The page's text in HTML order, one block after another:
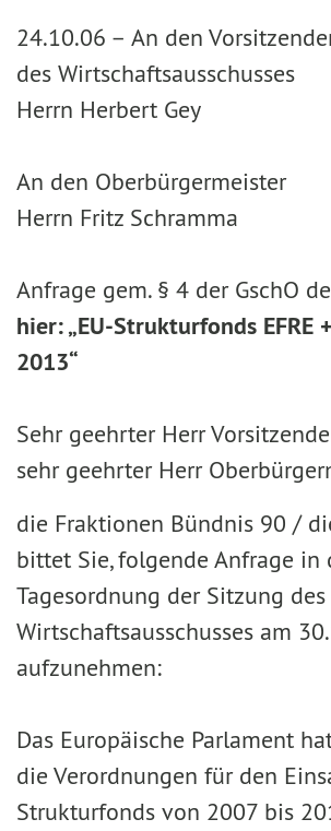
24.10.06 – An den
des Wirtschaftsausschusses
Herrn Herbert Gey
An den Oberbürgermeister
Herrn Fritz Schramma
Anfrage gem. § 4 der GschO
hier: „EU-Strukturfonds EFRE
2013“
Sehr geehrter Herr
sehr geehrter Herr
die Fraktionen Bündnis 90 /
bittet Sie, folgende Anfrage in
Tagesordnung der Sitzung des
Wirtschaftsausschusses am
aufzunehmen:
Das Europäische Parlament
die Verordnungen für den
Strukturfonds von 2007 bis